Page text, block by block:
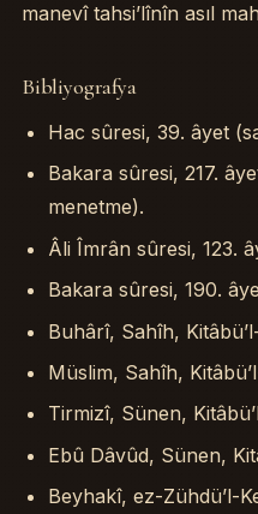
manevî tahsi’lînîn asıl
Bibliyografya
Hac sûresi, 39. âyet
Bakara sûresi, 217.
menetme).
Âli Îmrân sûresi, 123.
Bakara sûresi, 190.
Buhârî, Sahîh,
Müslim, Sahîh,
Tirmizî, Sünen,
Ebû Dâvûd, Sünen,
Beyhakî, ez-Zühdü’l-